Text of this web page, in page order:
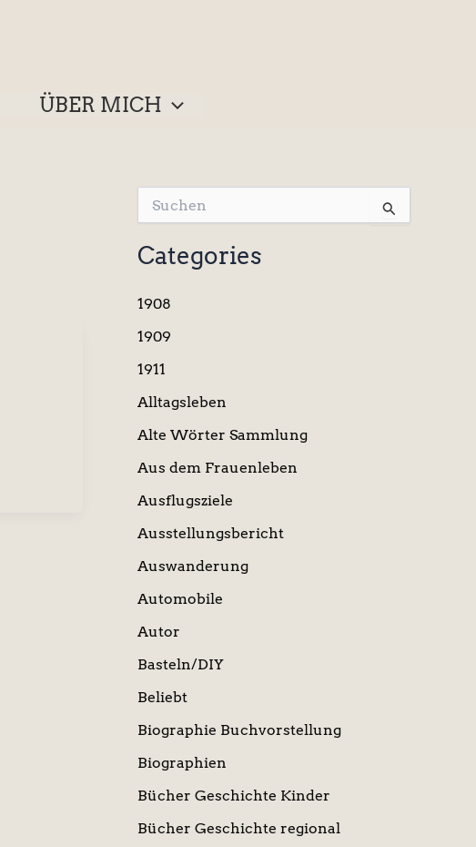
ÜBER MICH
u
c
h
n
a
h
Categories
1908
1909
1911
Alltagsleben
Alte Wörter Sammlung
Aus dem Frauenleben
Ausflugsziele
Ausstellungsbericht
Auswanderung
Automobile
Autor
Basteln/DIY
Beliebt
Biographie Buchvorstellung
Biographien
Bücher Geschichte Kinder
Bücher Geschichte regional